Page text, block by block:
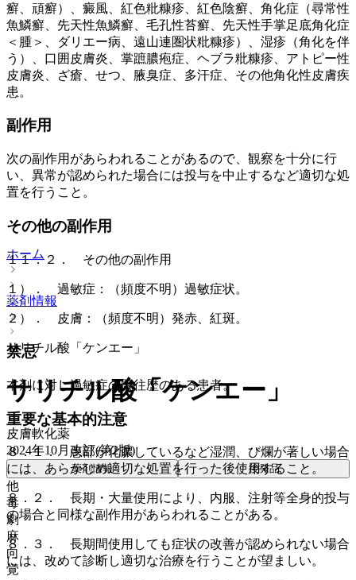
癬、頑癬）、癜風、紅色粃糠疹、紅色陰癬、角化症（尋常性
魚鱗癬、先天性魚鱗癬、毛孔性苔癬、先天性手掌足底角化症
＜腫＞、ダリエー病、遠山連圏状粃糠疹）、湿疹（角化を伴
う）、口囲皮膚炎、掌蹠膿疱症、ヘブラ粃糠疹、アトピー性
皮膚炎、ざ瘡、せつ、腋臭症、多汗症、その他角化性皮膚疾
患。
副作用
次の副作用があらわれることがあるので、観察を十分に行
い、異常が認められた場合には投与を中止するなど適切な処
置を行うこと。
その他の副作用
１１．２． その他の副作用
１）． 過敏症：（頻度不明）過敏症状。
２）． 皮膚：（頻度不明）発赤、紅斑。
禁忌
本剤に対し過敏症の既往歴のある患者。
重要な基本的注意
８．１． 患部が化膿しているなど湿潤、び爛が著しい場合
には、あらかじめ適切な処置を行った後使用すること。
８．２． 長期・大量使用により、内服、注射等全身的投与
の場合と同様な副作用があらわれることがある。
８．３． 長期間使用しても症状の改善が認められない場合
には、改めて診断し適切な治療を行うことが望ましい。
ホーム
薬剤情報
サリチル酸「ケンエー」
サリチル酸「ケンエー」
皮膚軟化薬
2024年10月改訂(第2版)
薬剤情報 後発品
他
毒
劇
麻
向
覚